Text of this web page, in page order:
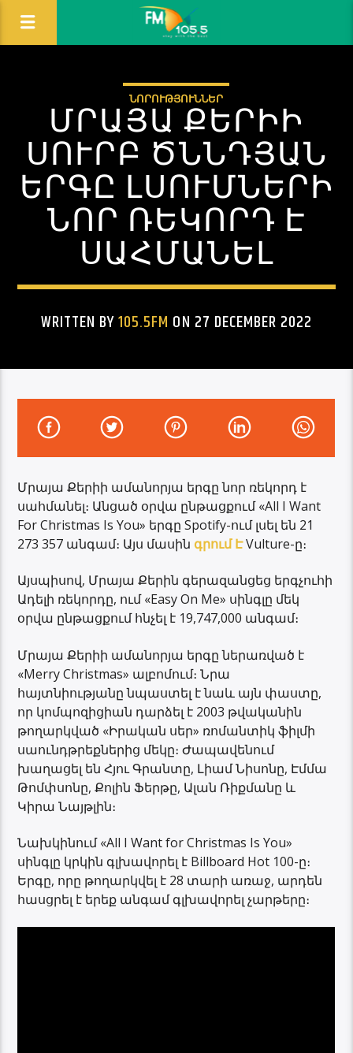
ՆՈՐՈՒԹՅՈՒՆՆԵՐ
ՄՐԱՅԱ ՔԵՐԻԻ
ՍՈՒՐԲ ԾՆՆԴՅԱՆ
ԵՐԳԸ ԼՍՈՒՄՆԵՐԻ
ՆՈՐ ՌԵԿՈՐԴ Է
ՍԱՀՄԱՆԵԼ
WRITTEN BY105.5FM ON 27 DECEMBER 2022
Մրայա Քերիի ամանորյա երգը նոր ռեկորդ է
սահմանել։ Անցած օրվա ընթացքում «All I Want
For Christmas Is You» երգը Spotify-ում լսել են 21
273 357 անգամ։ Այս մասին գրում ԷVulture-ը։
Այսպիսով, Մրայա Քերին գերազանցեց երգչուհի
Ադելի ռեկորդը, ում «Easy On Me» սինգլը մեկ
օրվա ընթացքում հնչել է 19,747,000 անգամ։
Մրայա Քերիի ամանորյա երգը ներառված է
«Merry Christmas» ալբոմում։ Նրա
հայտնիությանը նպաստել է նաև այն փաստը,
որ կոմպոզիցիան դարձել է 2003 թվականին
թողարկված «Իրական սեր» ռոմանտիկ ֆիլմի
սաունդթրեքներից մեկը։ Ժապավենում
խաղացել են Հյու Գրանտը, Լիամ Նիսոնը, Էմմա
Թոմփսոնը, Քոլին Ֆերթը, Ալան Ռիքմանը և
Կիրա Նայթլին։
Նախկինում «All I Want for Christmas Is You»
սինգլը կրկին գլխավորել է Billboard Hot 100-ը։
Երգը, որը թողարկվել է 28 տարի առաջ, արդեն
հասցրել է երեք անգամ գլխավորել չարթերը։